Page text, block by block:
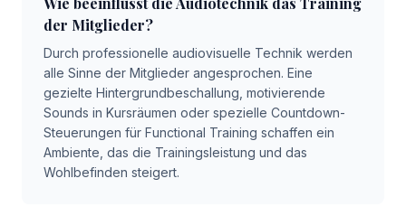
der Mitglieder?
Durch professionelle audiovisuelle Technik werden
alle Sinne der Mitglieder angesprochen. Eine
gezielte Hintergrundbeschallung, motivierende
Sounds in Kursräumen oder spezielle Countdown-
Steuerungen für Functional Training schaffen ein
Ambiente, das die Trainingsleistung und das
Wohlbefinden steigert.